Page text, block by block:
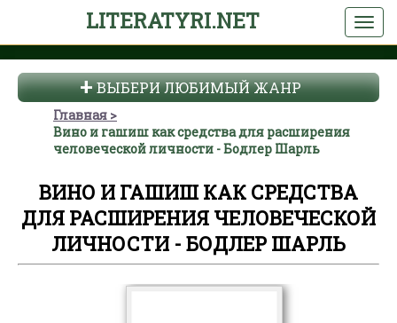
LITERATYRI.NET
ВЫБЕРИ ЛЮБИМЫЙ ЖАНР
Главная
Вино и гашиш как средства для расширения
человеческой личности - Бодлер Шарль
ВИНО И ГАШИШ КАК СРЕДСТВА
ДЛЯ РАСШИРЕНИЯ ЧЕЛОВЕЧЕСКОЙ
ЛИЧНОСТИ - БОДЛЕР ШАРЛЬ